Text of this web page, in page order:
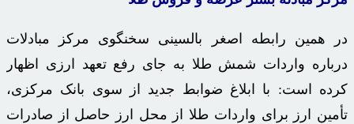
در همین رابطه اصغر بالسینی سخنگوی مرکز مبادلات
درباره واردات شمش طلا به جای رفع تعهد ارزی اظهار
کرده است: با ابلاغ ضوابط جدید از سوی بانک مرکزی،
تأمین ارز برای واردات طلا از محل ارز حاصل از صادرات